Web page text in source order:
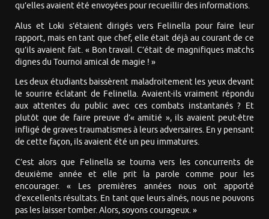
qu’elles avaient été envoyées pour recueillir des informations.
Alus et Loki s’étaient dirigés vers Felinella pour faire leur
rapport, mais en tant que chef, elle était déjà au courant de ce
qu’ils avaient fait. « Bon travail. C’était de magnifiques matchs
dignes du Tournoi amical de magie ! »
Les deux étudiants baissèrent maladroitement les yeux devant
le sourire éclatant de Felinella. Avaient-ils vraiment répondu
aux attentes du public avec ces combats instantanés ? Et
plutôt que de faire preuve d’« amitié », ils avaient peut-être
infligé de graves traumatismes à leurs adversaires. En y pensant
de cette façon, ils avaient été un peu immatures.
C’est alors que Felinella se tourna vers les concurrents de
deuxième année et elle prit la parole comme pour les
encourager. « Les premières années nous ont apporté
d’excellents résultats. En tant que leurs aînés, nous ne pouvons
pas les laisser tomber. Alors, soyons courageux. »